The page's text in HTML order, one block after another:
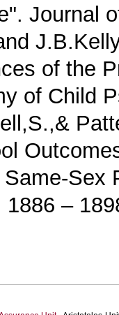
Journal
of the
of Child
Sex
1886 –